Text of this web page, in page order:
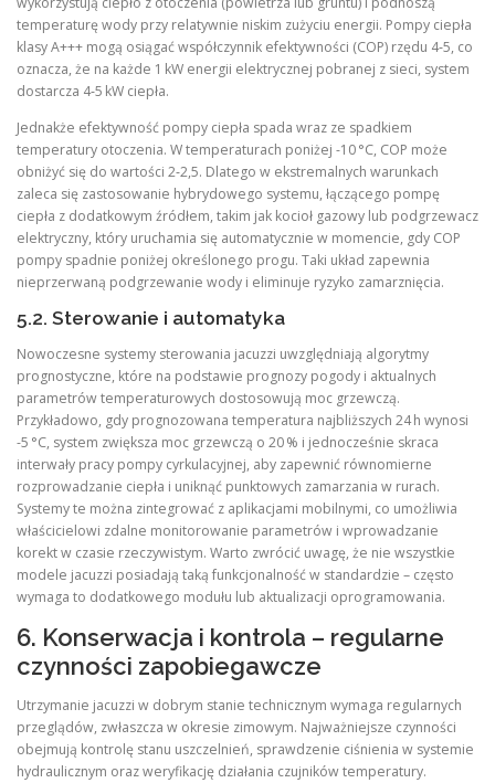
temperaturę wody przy relatywnie niskim zużyciu energii. Pompy ciepła
klasy A+++ mogą osiągać współczynnik efektywności (COP) rzędu 4‑5, co
oznacza, że na każde 1 kW energii elektrycznej pobranej z sieci, system
dostarcza 4‑5 kW ciepła.
Jednakże efektywność pompy ciepła spada wraz ze spadkiem
temperatury otoczenia. W temperaturach poniżej -10 °C, COP może
obniżyć się do wartości 2‑2,5. Dlatego w ekstremalnych warunkach
zaleca się zastosowanie hybrydowego systemu, łączącego pompę
ciepła z dodatkowym źródłem, takim jak kocioł gazowy lub podgrzewacz
elektryczny, który uruchamia się automatycznie w momencie, gdy COP
pompy spadnie poniżej określonego progu. Taki układ zapewnia
nieprzerwaną podgrzewanie wody i eliminuje ryzyko zamarznięcia.
5.2. Sterowanie i automatyka
Nowoczesne systemy sterowania jacuzzi uwzględniają algorytmy
prognostyczne, które na podstawie prognozy pogody i aktualnych
parametrów temperaturowych dostosowują moc grzewczą.
Przykładowo, gdy prognozowana temperatura najbliższych 24 h wynosi
-5 °C, system zwiększa moc grzewczą o 20 % i jednocześnie skraca
interwały pracy pompy cyrkulacyjnej, aby zapewnić równomierne
rozprowadzanie ciepła i uniknąć punktowych zamarzania w rurach.
Systemy te można zintegrować z aplikacjami mobilnymi, co umożliwia
właścicielowi zdalne monitorowanie parametrów i wprowadzanie
korekt w czasie rzeczywistym. Warto zwrócić uwagę, że nie wszystkie
modele jacuzzi posiadają taką funkcjonalność w standardzie – często
wymaga to dodatkowego modułu lub aktualizacji oprogramowania.
6. Konserwacja i kontrola – regularne
czynności zapobiegawcze
Utrzymanie jacuzzi w dobrym stanie technicznym wymaga regularnych
przeglądów, zwłaszcza w okresie zimowym. Najważniejsze czynności
obejmują kontrolę stanu uszczelnień, sprawdzenie ciśnienia w systemie
hydraulicznym oraz weryfikację działania czujników temperatury.